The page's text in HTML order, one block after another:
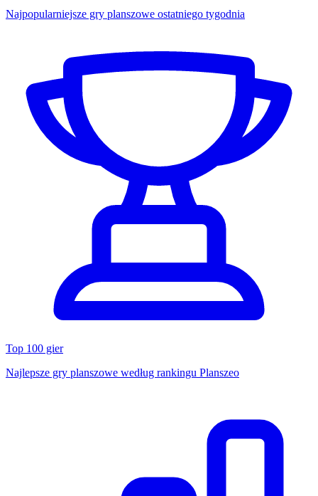
Najpopularniejsze gry planszowe ostatniego tygodnia
Top 100 gier
Najlepsze gry planszowe według rankingu Planszeo